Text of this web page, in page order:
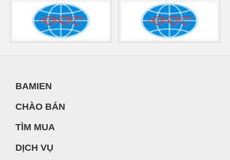
BAMIEN
CHÀO BÁN
TÌM MUA
DỊCH VỤ